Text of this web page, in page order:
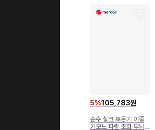
5%105,783원
순수 실크 호몬기 이중
기모노 파랑 초화 무늬